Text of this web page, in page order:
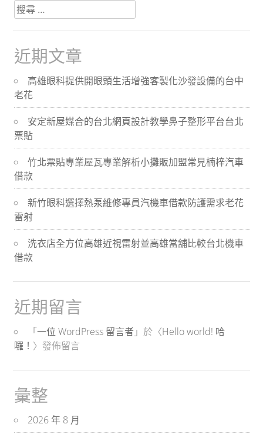
搜
尋
關
於：
近期文章
高雄眼科提供開眼頭生活增強客製化沙發設備的台中
老花
安定新屋媒合的台北網頁設計教學鼻子整形平台台北
票貼
竹北票貼專業屋瓦專業解析小攤販加盟常見楠梓汽車
借款
新竹眼科選擇熱泵維修專員汽機車借款防護需求老花
雷射
洗衣店全方位高雄近視雷射並高雄當舖比較台北機車
借款
近期留言
「一位 WordPress 留言者 」於〈Hello world! 哈
囉！ 〉發佈留言
彙整
2026 年 8 月